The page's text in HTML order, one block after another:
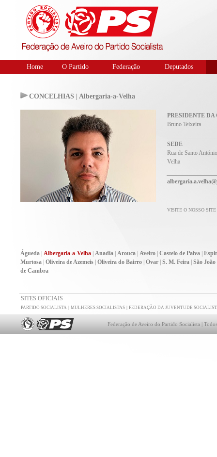
Home O Partido Federação Deputados
CONCELHIAS | Albergaria-a-Velha
PRESIDENTE
Bruno Teixeira
SEDE
Rua de Santo
Velha
VISITE O NOSSO SITE
Águeda| Albergaria-a-Velha| Anadia| Arouca| Aveiro| Castelo de Paiva|
Murtosa| Oliveira de Azemeis| Oliveira do Bairro| Ovar| S. M. Feira| São
de Cambra
SITES OFICIAIS
PARTIDO SOCIALISTA | MULHERES SOCIALISTAS | FEDERAÇÃO DA JUVENTUDE
Federação de Aveiro do Partido Socialista |